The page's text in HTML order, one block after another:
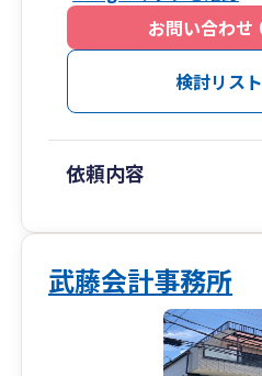
お問い合わせ
検討リス
依頼内容
武藤会計事務所